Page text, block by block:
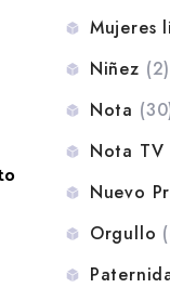
Mujeres
Niñez (2)
Nota
Nota TV
Nuevo
Orgullo